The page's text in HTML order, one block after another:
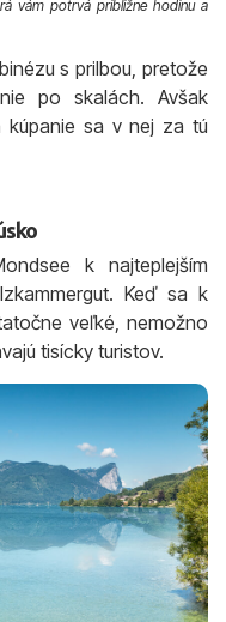
vám potrvá približne hodinu a
s prilbou, pretože
po skalách. Avšak
kúpanie sa v nej za tú
k najteplejším
Keď sa k
veľké, nemožno
tisícky turistov.